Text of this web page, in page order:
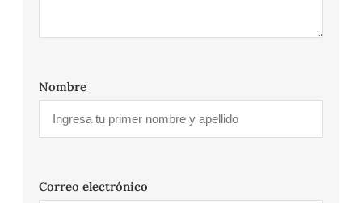
Nombre
Correo electrónico